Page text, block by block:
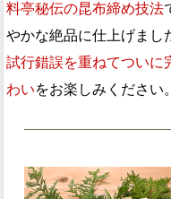
料亭秘伝の昆布締め技法
やかな絶品に仕上げまし
試行錯誤を重ねてついに
わいをお楽しみください。